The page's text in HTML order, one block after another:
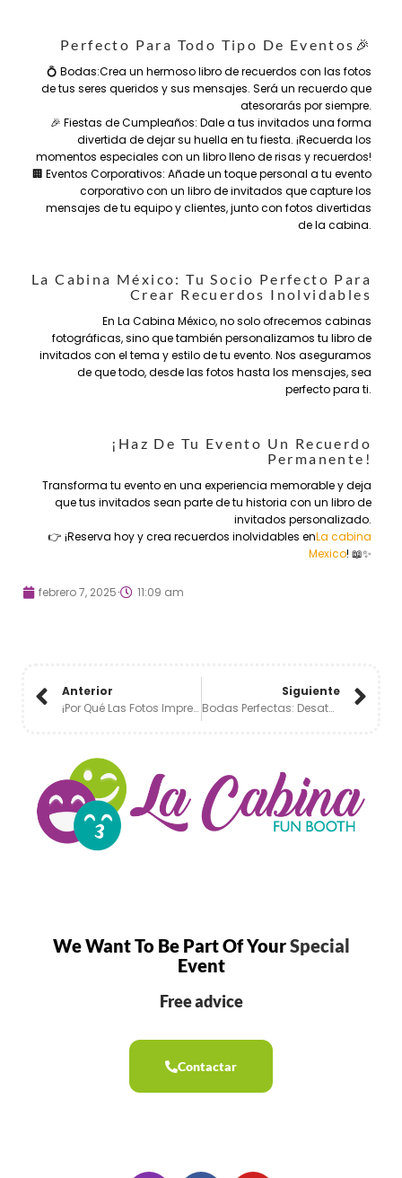
Perfecto Para Todo Tipo De Eventos🎉
💍 Bodas:Crea un hermoso libro de recuerdos con las fotos
de tus seres queridos y sus mensajes. Será un recuerdo que
atesorarás por siempre.
🎉 Fiestas de Cumpleaños: Dale a tus invitados una forma
divertida de dejar su huella en tu fiesta. ¡Recuerda los
momentos especiales con un libro lleno de risas y recuerdos!
🏢 Eventos Corporativos: Añade un toque personal a tu evento
corporativo con un libro de invitados que capture los
mensajes de tu equipo y clientes, junto con fotos divertidas
de la cabina.
La Cabina México: Tu Socio Perfecto Para
Crear Recuerdos Inolvidables
En La Cabina México, no solo ofrecemos cabinas
fotográficas, sino que también personalizamos tu libro de
invitados con el tema y estilo de tu evento. Nos aseguramos
de que todo, desde las fotos hasta los mensajes, sea
perfecto para ti.
¡Haz De Tu Evento Un Recuerdo
Permanente!
Transforma tu evento en una experiencia memorable y deja
que tus invitados sean parte de tu historia con un libro de
invitados personalizado.
👉 ¡Reserva hoy y crea recuerdos inolvidables enLa cabina
Mexico! 📖✨
febrero 7, 2025 11:09 am
Anterior
¡Por Qué Las Fotos Impresas Son El Mejor Souvenir Para Tu Evento! 📸🖼️
Siguiente
Bodas Perfectas: Desata El Encanto De Las Cabinas Fotográficas 📸✨
We Want To Be Part Of YourSpecial
Event
Free advice
Contactar